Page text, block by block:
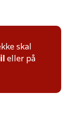
skal
eller på